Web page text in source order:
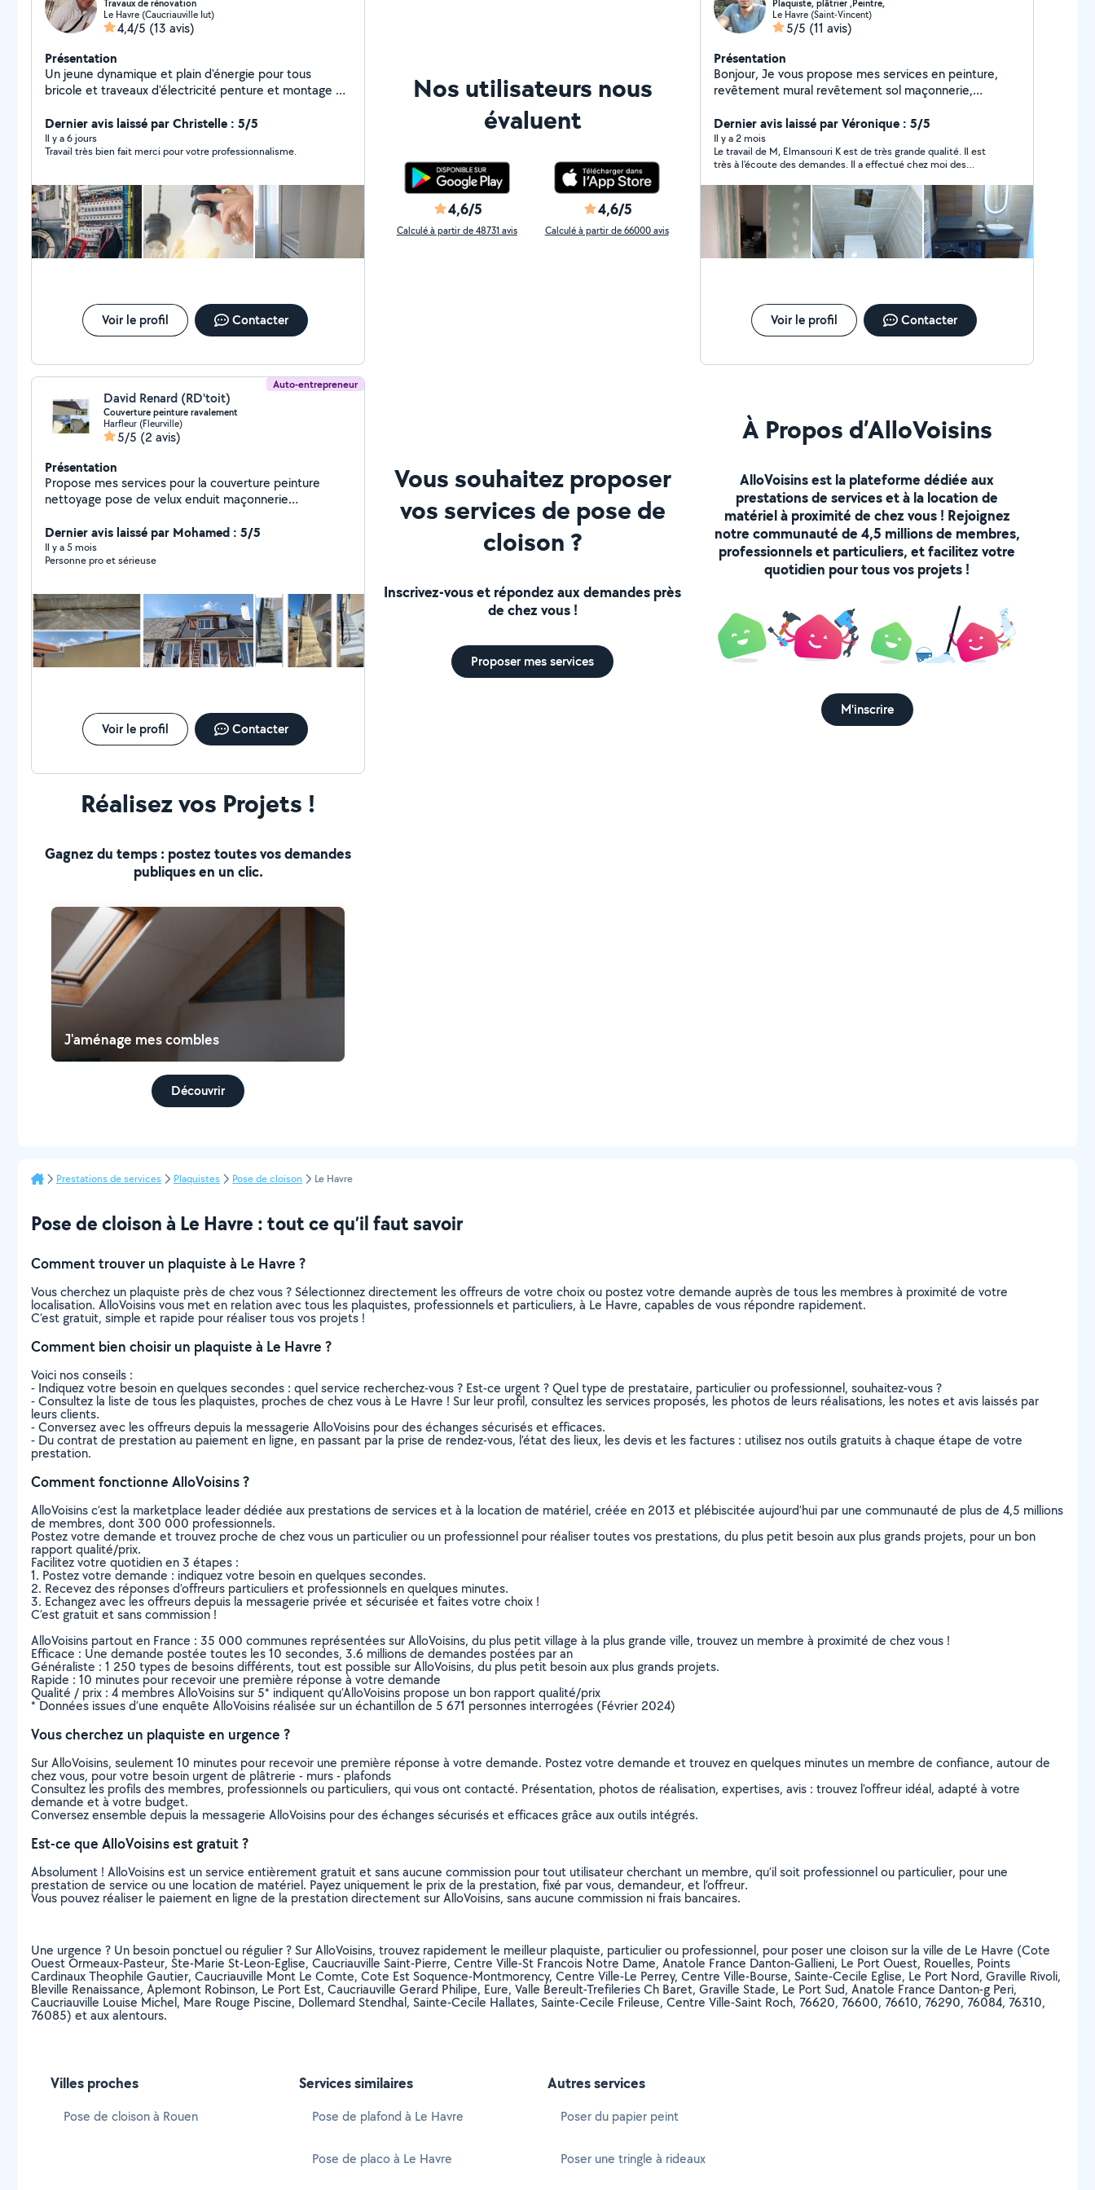
Travaux de rénovation
Le Havre (Caucriauville Iut)
4,4/5 (13 avis)
Présentation
Un jeune dynamique et plain d'énergie pour tous
bricole et traveaux d'électricité penture et montage de
Dernier avis laissé par Christelle : 5/5
Il y a 6 jours
Travail très bien fait merci pour votre professionnalisme.
Voir le profil Contacter
Nos utilisateurs nous
évaluent
4,6/5
Calculé à partir de 48731 avis
4,6/5
Calculé à partir de 66000 avis
Plaquiste, plâtrier ,Peintre,
Le Havre (Saint-Vincent)
5/5 (11 avis)
Présentation
Bonjour, Je vous propose mes services en peinture,
revêtement mural revêtement sol maçonnerie,
montage de meuble et tout type de bricolage
Cordialement
Dernier avis laissé par Véronique : 5/5
Il y a 2 mois
Le travail de M, Elmansouri K est de très grande qualité. Il est
très à l'écoute des demandes. Il a effectué chez moi des
très propre. Je le recommande vivement et n'hésiterai pas à
refaire appel à lui si besoin.
Voir le profil Contacter
Auto-entrepreneur
David Renard (RD'toit)
Couverture peinture ravalement
Harfleur (Fleurville)
5/5 (2 avis)
Présentation
Propose mes services pour la couverture peinture
nettoyage pose de velux enduit maçonnerie
06-10-28-55-70
Dernier avis laissé par Mohamed : 5/5
Il y a 5 mois
Personne pro et sérieuse
Voir le profil Contacter
Vous souhaitez proposer
vos services de pose de
cloison ?
Inscrivez-vous et répondez aux demandes près
de chez vous !
Proposer mes services
À Propos d’AlloVoisins
AlloVoisins est la plateforme dédiée aux
prestations de services et à la location de
matériel à proximité de chez vous ! Rejoignez
notre communauté de 4,5 millions de membres,
professionnels et particuliers, et facilitez votre
quotidien pour tous vos projets !
M'inscrire
Réalisez vos Projets !
Gagnez du temps : postez toutes vos demandes
publiques en un clic.
J'aménage mes combles
Découvrir
Prestations de services Plaquistes Pose de cloison Le Havre
Pose de cloison à Le Havre : tout ce qu’il faut savoir
Comment trouver un plaquiste à Le Havre ?
Vous cherchez un plaquiste près de chez vous ? Sélectionnez directement les offreurs de votre choix ou postez votre demande auprès de tous les membres à proximité de votre
localisation. AlloVoisins vous met en relation avec tous les plaquistes, professionnels et particuliers, à Le Havre, capables de vous répondre rapidement.
C’est gratuit, simple et rapide pour réaliser tous vos projets !
Comment bien choisir un plaquiste à Le Havre ?
Voici nos conseils :
- Indiquez votre besoin en quelques secondes : quel service recherchez-vous ? Est-ce urgent ? Quel type de prestataire, particulier ou professionnel, souhaitez-vous ?
- Consultez la liste de tous les plaquistes, proches de chez vous à Le Havre ! Sur leur profil, consultez les services proposés, les photos de leurs réalisations, les notes et avis laissés par
leurs clients.
- Conversez avec les offreurs depuis la messagerie AlloVoisins pour des échanges sécurisés et efficaces.
- Du contrat de prestation au paiement en ligne, en passant par la prise de rendez-vous, l’état des lieux, les devis et les factures : utilisez nos outils gratuits à chaque étape de votre
prestation.
Comment fonctionne AlloVoisins ?
AlloVoisins c’est la marketplace leader dédiée aux prestations de services et à la location de matériel, créée en 2013 et plébiscitée aujourd’hui par une communauté de plus de 4,5 millions
de membres, dont 300 000 professionnels.
Postez votre demande et trouvez proche de chez vous un particulier ou un professionnel pour réaliser toutes vos prestations, du plus petit besoin aux plus grands projets, pour un bon
rapport qualité/prix.
Facilitez votre quotidien en 3 étapes :
1. Postez votre demande : indiquez votre besoin en quelques secondes.
2. Recevez des réponses d’offreurs particuliers et professionnels en quelques minutes.
3. Echangez avec les offreurs depuis la messagerie privée et sécurisée et faites votre choix !
C’est gratuit et sans commission !
AlloVoisins partout en France : 35 000 communes représentées sur AlloVoisins, du plus petit village à la plus grande ville, trouvez un membre à proximité de chez vous !
Efficace : Une demande postée toutes les 10 secondes, 3.6 millions de demandes postées par an
Généraliste : 1 250 types de besoins différents, tout est possible sur AlloVoisins, du plus petit besoin aux plus grands projets.
Rapide : 10 minutes pour recevoir une première réponse à votre demande
Qualité / prix : 4 membres AlloVoisins sur 5* indiquent qu’AlloVoisins propose un bon rapport qualité/prix
* Données issues d’une enquête AlloVoisins réalisée sur un échantillon de 5 671 personnes interrogées (Février 2024)
Vous cherchez un plaquiste en urgence ?
Sur AlloVoisins, seulement 10 minutes pour recevoir une première réponse à votre demande. Postez votre demande et trouvez en quelques minutes un membre de confiance, autour de
chez vous, pour votre besoin urgent de plâtrerie - murs - plafonds
Consultez les profils des membres, professionnels ou particuliers, qui vous ont contacté. Présentation, photos de réalisation, expertises, avis : trouvez l'offreur idéal, adapté à votre
demande et à votre budget.
Conversez ensemble depuis la messagerie AlloVoisins pour des échanges sécurisés et efficaces grâce aux outils intégrés.
Est-ce que AlloVoisins est gratuit ?
Absolument ! AlloVoisins est un service entièrement gratuit et sans aucune commission pour tout utilisateur cherchant un membre, qu’il soit professionnel ou particulier, pour une
prestation de service ou une location de matériel. Payez uniquement le prix de la prestation, fixé par vous, demandeur, et l’offreur.
Vous pouvez réaliser le paiement en ligne de la prestation directement sur AlloVoisins, sans aucune commission ni frais bancaires.
Une urgence ? Un besoin ponctuel ou régulier ? Sur AlloVoisins, trouvez rapidement le meilleur plaquiste, particulier ou professionnel, pour poser une cloison sur la ville de Le Havre (Cote
Ouest Ormeaux-Pasteur, Ste-Marie St-Leon-Eglise, Caucriauville Saint-Pierre, Centre Ville-St Francois Notre Dame, Anatole France Danton-Gallieni, Le Port Ouest, Rouelles, Points
Cardinaux Theophile Gautier, Caucriauville Mont Le Comte, Cote Est Soquence-Montmorency, Centre Ville-Le Perrey, Centre Ville-Bourse, Sainte-Cecile Eglise, Le Port Nord, Graville Rivoli,
Bleville Renaissance, Aplemont Robinson, Le Port Est, Caucriauville Gerard Philipe, Eure, Valle Bereult-Trefileries Ch Baret, Graville Stade, Le Port Sud, Anatole France Danton-g Peri,
Caucriauville Louise Michel, Mare Rouge Piscine, Dollemard Stendhal, Sainte-Cecile Hallates, Sainte-Cecile Frileuse, Centre Ville-Saint Roch, 76620, 76600, 76610, 76290, 76084, 76310,
76085) et aux alentours.
Villes proches
Pose de cloison à Rouen
Services similaires
Pose de plafond à Le Havre
Pose de placo à Le Havre
Autres services
Poser du papier peint
Poser une tringle à rideaux